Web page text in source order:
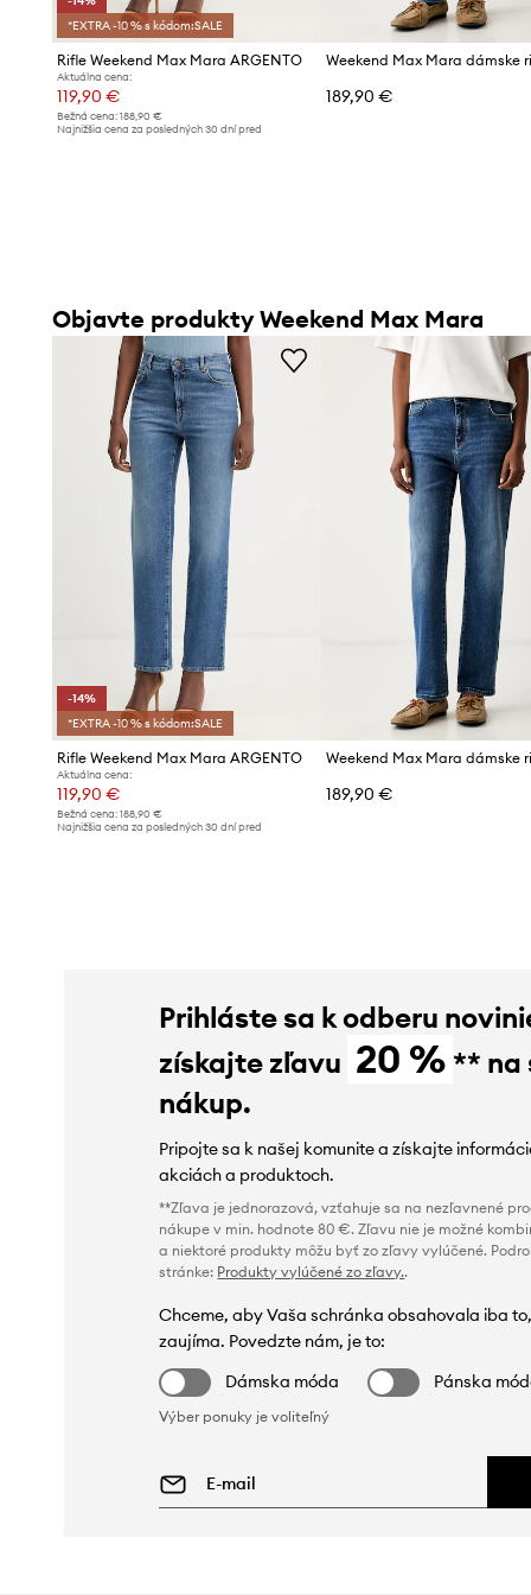
*EXTRA -10 % s kódom:SALE
Rifle Weekend Max Mara ARGENTO
Aktuálna cena:
119,90 €
Bežná cena: 188,90 €
Najnižšia cena za posledných 30 dní pred
189,90 €
Objavte produkty Weekend Max Mara
-14%
*EXTRA -10 % s kódom:SALE
Rifle Weekend Max Mara ARGENTO
Aktuálna cena:
119,90 €
Bežná cena: 188,90 €
Najnižšia cena za posledných 30 dní pred
189,90 €
Prihláste sa k odberu
získajte zľavu 20 % ** na
nákup.
Pripojte sa k našej komunite a získajte
akciách a produktoch.
**Zľava je jednorazová, vzťahuje sa na nezľavnené
nákupe v min. hodnote 80 €. Zľavu nie je možné
a niektoré produkty môžu byť zo zľavy vylúčené.
stránke: Produkty vylúčené zo zľavy..
Chceme, aby Vaša schránka obsahovala iba
zaujíma. Povedzte nám, je to:
Dámska móda
Pánska
Výber ponuky je voliteľný